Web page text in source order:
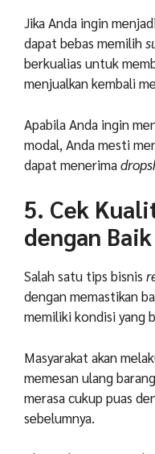
Jika Anda ingin
dapat bebas memilih
berkualias untuk
menjualkan kembali
Apabila Anda ingin
modal, Anda mesti
dapat menerima
5. Cek
dengan Baik
Salah satu tips bisnis
dengan memastikan
memiliki kondisi yang
Masyarakat akan
memesan ulang
merasa cukup puas
sebelumnya.